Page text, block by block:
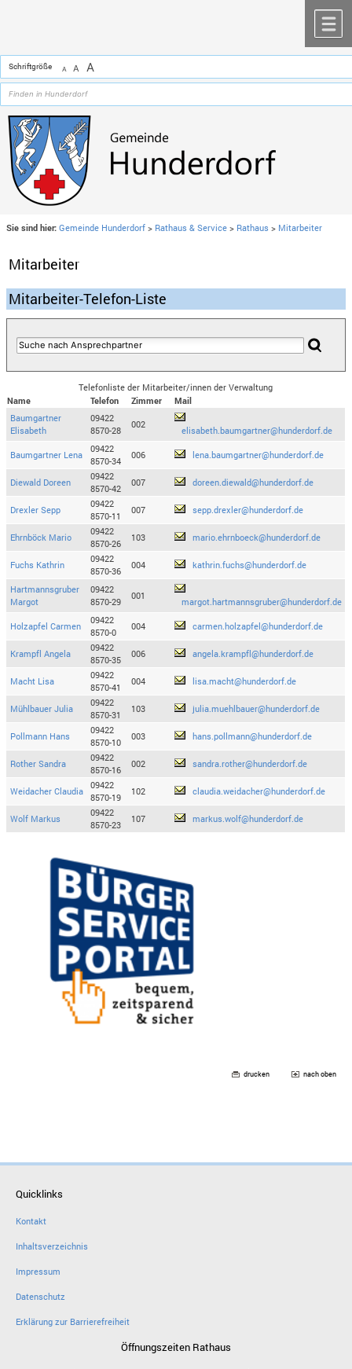
Schriftgröße A A A
Sie sind hier: Gemeinde Hunderdorf > Rathaus & Service > Rathaus > Mitarbeiter
Mitarbeiter
Mitarbeiter-Telefon-Liste
Telefonliste der Mitarbeiter/innen der Verwaltung
Name
Telefon Zimmer
Mail
Baumgartner
Elisabeth
09422
8570-28
002
elisabeth.baumgartner@hunderdorf.de
Baumgartner Lena
09422
8570-34
006 lena.baumgartner@hunderdorf.de
Diewald Doreen
09422
8570-42
007 doreen.diewald@hunderdorf.de
Drexler Sepp
09422
8570-11
007 sepp.drexler@hunderdorf.de
Ehrnböck Mario
09422
8570-26
103 mario.ehrnboeck@hunderdorf.de
Fuchs Kathrin
09422
8570-36
004 kathrin.fuchs@hunderdorf.de
Hartmannsgruber
Margot
09422
8570-29
001
margot.hartmannsgruber@hunderdorf.de
Holzapfel Carmen
09422
8570-0
004 carmen.holzapfel@hunderdorf.de
Krampfl Angela
09422
8570-35
006 angela.krampfl@hunderdorf.de
Macht Lisa
09422
8570-41
004 lisa.macht@hunderdorf.de
Mühlbauer Julia
09422
8570-31
103 julia.muehlbauer@hunderdorf.de
Pollmann Hans
09422
8570-10
003 hans.pollmann@hunderdorf.de
Rother Sandra
09422
8570-16
002 sandra.rother@hunderdorf.de
Weidacher Claudia
09422
8570-19
102 claudia.weidacher@hunderdorf.de
Wolf Markus
09422
8570-23
107 markus.wolf@hunderdorf.de
drucken nach oben
Quicklinks
Kontakt
Inhaltsverzeichnis
Impressum
Datenschutz
Erklärung zur Barrierefreiheit
Öffnungszeiten Rathaus